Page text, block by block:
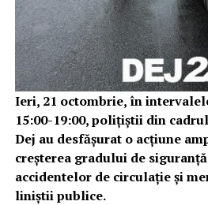
Ieri, 21 octombrie, în
15:00-19:00, polițiștii din
Dej au desfășurat o acțiune
creșterea gradului de
accidentelor de circulație și
liniștii publice.